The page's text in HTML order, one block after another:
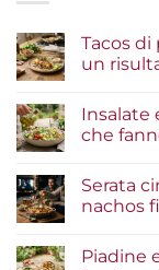
Tacos
un
su
Tacos
di
guida
ingredienti
risultato
Insalate
che
su
Insalate
e
Serata
nachos
su
Piadine